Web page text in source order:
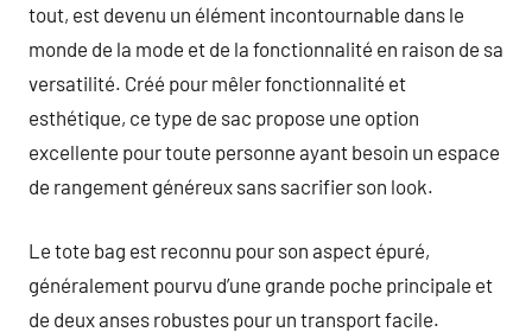
tout, est devenu un élément incontournable dans le
monde de la mode et de la fonctionnalité en raison de sa
versatilité. Créé pour mêler fonctionnalité et
esthétique, ce type de sac propose une option
excellente pour toute personne ayant besoin un espace
de rangement généreux sans sacrifier son look.
Le tote bag est reconnu pour son aspect épuré,
généralement pourvu d’une grande poche principale et
de deux anses robustes pour un transport facile.